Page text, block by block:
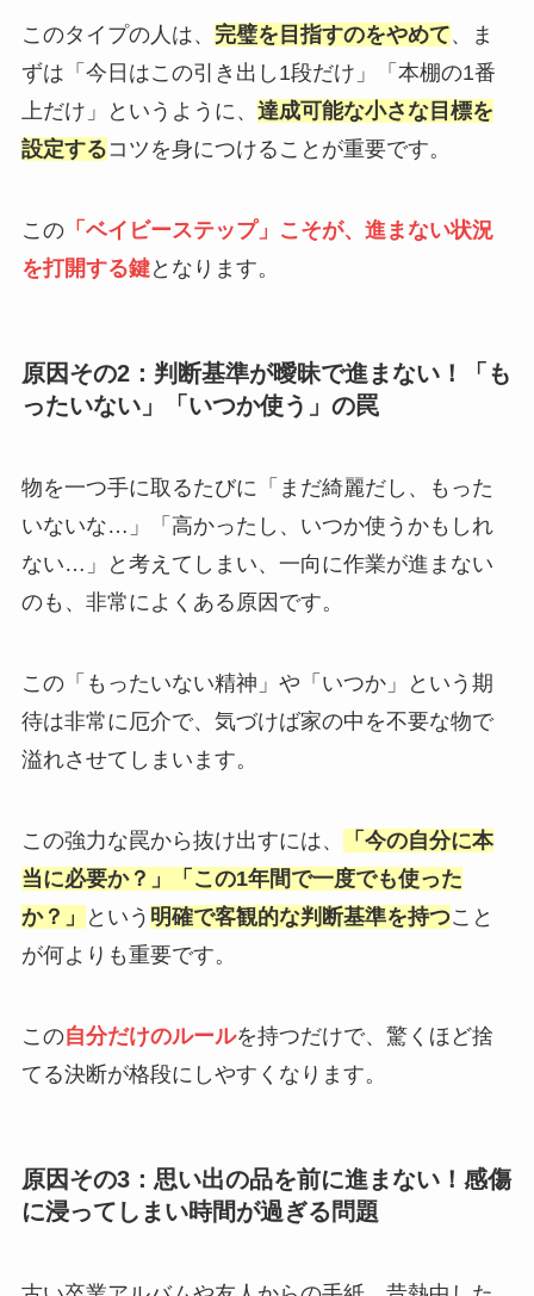
このタイプの人は、 完璧を目指すのをやめて、ま
ずは「今日はこの引き出し1段だけ」「本棚の1番
上だけ」というように、 達成可能な小さな目標を
設定するコツを身につけることが重要です。
この「ベイビーステップ」こそが、進まない状況
を打開する鍵となります。
原因その2：判断基準が曖昧で進まない！「も
ったいない」「いつか使う」の罠
物を一つ手に取るたびに「まだ綺麗だし、もった
いないな…」「高かったし、いつか使うかもしれ
ない…」と考えてしまい、一向に作業が進まない
のも、非常によくある原因です。
この「もったいない精神」や「いつか」という期
待は非常に厄介で、気づけば家の中を不要な物で
溢れさせてしまいます。
この強力な罠から抜け出すには、
「今の自分に本
当に必要か？」「この1年間で一度でも使った
か？」
という 明確で客観的な判断基準を持つこと
が何よりも重要です。
この自分だけのルールを持つだけで、驚くほど捨
てる決断が格段にしやすくなります。
原因その3：思い出の品を前に進まない！感傷
に浸ってしまい時間が過ぎる問題